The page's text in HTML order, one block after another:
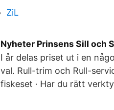
ZiL
Nyheter Prinsens Sill och
I år delas priset ut i en
val. Rull-trim och Rull-
fiskeset · Har du rätt